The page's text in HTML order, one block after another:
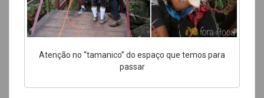
Atenção no “tamanico” do espaço que temos para
passar